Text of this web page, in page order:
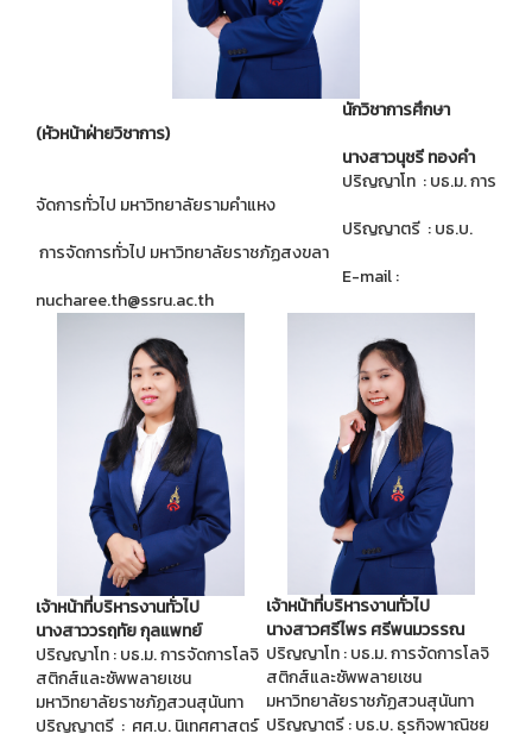
นักวิชาการศึกษา
(หัวหน้าฝ่ายวิชาการ)
นางสาวนุชรี ทองคำ
ปริญญาโท : บธ.ม. การ
จัดการทั่วไป มหาวิทยาลัยรามคำแหง
ปริญญาตรี : บธ.บ.
การจัดการทั่วไป มหาวิทยาลัยราชภัฏสงขลา
E-mail :
nucharee.th@ssru.ac.th
เจ้าหน้าที่บริหารงานทั่วไป
นางสาววรฤทัย กุลแพทย์
ปริญญาโท : บธ.ม. การจัดการโลจิ
สติกส์และซัพพลายเชน
มหาวิทยาลัยราชภัฏสวนสุนันทา
ปริญญาตรี : ศศ.บ. นิเทศศาสตร์
เจ้าหน้าที่บริหารงานทั่วไป
นางสาวศรีไพร ศรีพนมวรรณ
ปริญญาโท : บธ.ม. การจัดการโลจิ
สติกส์และซัพพลายเชน
มหาวิทยาลัยราชภัฏสวนสุนันทา
ปริญญาตรี : บธ.บ. ธุรกิจพาณิชย